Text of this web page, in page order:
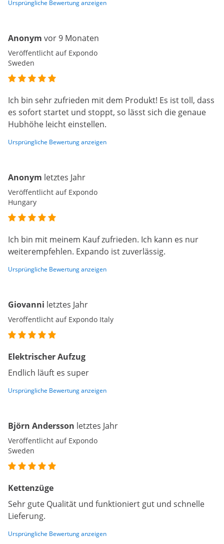
Ursprüngliche Bewertung anzeigen
Anonym vor 9 Monaten
Veröffentlicht auf Expondo
Sweden
Ich bin sehr zufrieden mit dem Produkt! Es ist toll, dass
es sofort startet und stoppt, so lässt sich die genaue
Hubhöhe leicht einstellen.
Ursprüngliche Bewertung anzeigen
Anonym letztes Jahr
Veröffentlicht auf Expondo
Hungary
Ich bin mit meinem Kauf zufrieden. Ich kann es nur
weiterempfehlen. Expando ist zuverlässig.
Ursprüngliche Bewertung anzeigen
Giovanni letztes Jahr
Veröffentlicht auf Expondo Italy
Elektrischer Aufzug
Endlich läuft es super
Ursprüngliche Bewertung anzeigen
Björn Andersson letztes Jahr
Veröffentlicht auf Expondo
Sweden
Kettenzüge
Sehr gute Qualität und funktioniert gut und schnelle
Lieferung.
Ursprüngliche Bewertung anzeigen